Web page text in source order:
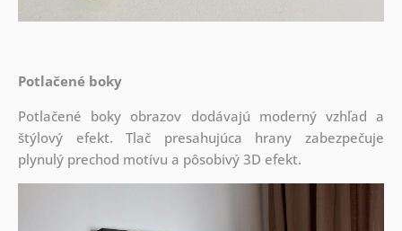
Potlačené boky
Potlačené boky obrazov dodávajú moderný vzhľad a
štýlový efekt. Tlač presahujúca hrany zabezpečuje
plynulý prechod motívu a pôsobivý 3D efekt.